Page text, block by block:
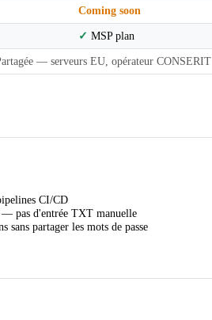
Coming soon
✓ MSP plan
— serveurs EU, opérateur CONSERIT
CI/CD
pas d'entrée TXT manuelle
sans partager les mots de passe